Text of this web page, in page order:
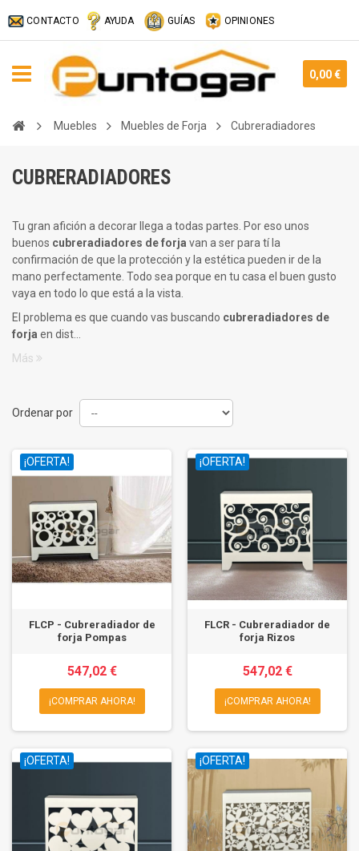
CONTACTO AYUDA GUÍAS OPINIONES
0,00 €
Muebles Muebles de Forja Cubreradiadores
CUBRERADIADORES
Tu gran afición a decorar llega a todas partes. Por eso unos
buenos cubreradiadores de forja van a ser para tí la
confirmación de que la protección y la estética pueden ir de la
mano perfectamente. Todo sea porque en tu casa el buen gusto
vaya en todo lo que está a la vista.
El problema es que cuando vas buscando cubreradiadores de
forja en dist...
Más
Ordenar por
¡OFERTA!
FLCP - Cubreradiador de
forja Pompas
547,02 €
¡COMPRAR AHORA!
¡OFERTA!
FLCR - Cubreradiador de
forja Rizos
547,02 €
¡COMPRAR AHORA!
¡OFERTA! ¡OFERTA!